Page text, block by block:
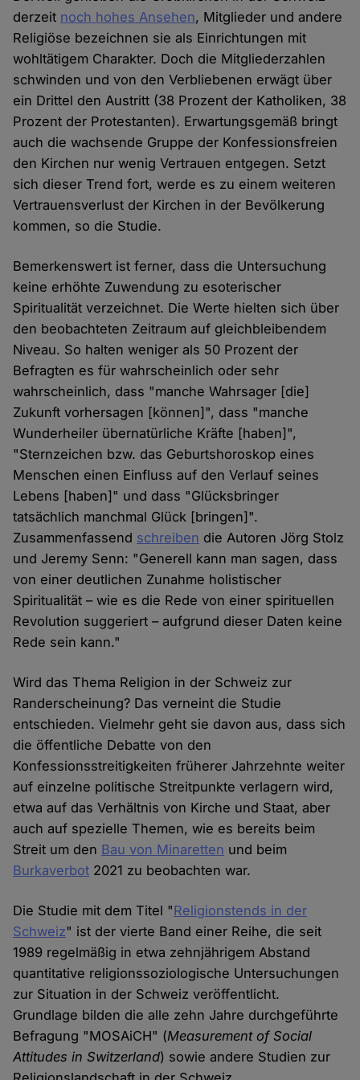
derzeit noch hohes Ansehen, Mitglieder und andere
Religiöse bezeichnen sie als Einrichtungen mit
wohltätigem Charakter. Doch die Mitgliederzahlen
schwinden und von den Verbliebenen erwägt über
ein Drittel den Austritt (38 Prozent der Katholiken, 38
Prozent der Protestanten). Erwartungsgemäß bringt
auch die wachsende Gruppe der Konfessionsfreien
den Kirchen nur wenig Vertrauen entgegen. Setzt
sich dieser Trend fort, werde es zu einem weiteren
Vertrauensverlust der Kirchen in der Bevölkerung
kommen, so die Studie.
Bemerkenswert ist ferner, dass die Untersuchung
keine erhöhte Zuwendung zu esoterischer
Spiritualität verzeichnet. Die Werte hielten sich über
den beobachteten Zeitraum auf gleichbleibendem
Niveau. So halten weniger als 50 Prozent der
Befragten es für wahrscheinlich oder sehr
wahrscheinlich, dass "manche Wahrsager [die]
Zukunft vorhersagen [können]", dass "manche
Wunderheiler übernatürliche Kräfte [haben]",
"Sternzeichen bzw. das Geburtshoroskop eines
Menschen einen Einfluss auf den Verlauf seines
Lebens [haben]" und dass "Glücksbringer
tatsächlich manchmal Glück [bringen]".
Zusammenfassend schreiben die Autoren Jörg Stolz
und Jeremy Senn: "Generell kann man sagen, dass
von einer deutlichen Zunahme holistischer
Spiritualität – wie es die Rede von einer spirituellen
Revolution suggeriert – aufgrund dieser Daten keine
Rede sein kann."
Wird das Thema Religion in der Schweiz zur
Randerscheinung? Das verneint die Studie
entschieden. Vielmehr geht sie davon aus, dass sich
die öffentliche Debatte von den
Konfessionsstreitigkeiten früherer Jahrzehnte weiter
auf einzelne politische Streitpunkte verlagern wird,
etwa auf das Verhältnis von Kirche und Staat, aber
auch auf spezielle Themen, wie es bereits beim
Streit um den Bau von Minaretten und beim
Burkaverbot 2021 zu beobachten war.
Die Studie mit dem Titel "Religionstends in der
Schweiz" ist der vierte Band einer Reihe, die seit
1989 regelmäßig in etwa zehnjährigem Abstand
quantitative religionssoziologische Untersuchungen
zur Situation in der Schweiz veröffentlicht.
Grundlage bilden die alle zehn Jahre durchgeführte
Befragung "MOSAiCH" (Measurement of Social
Attitudes in Switzerland) sowie andere Studien zur